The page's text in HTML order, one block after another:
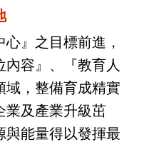
』之目標前進，
容』、『教育人
域，整備育成精實
業及產業升級茁
與能量得以發揮最